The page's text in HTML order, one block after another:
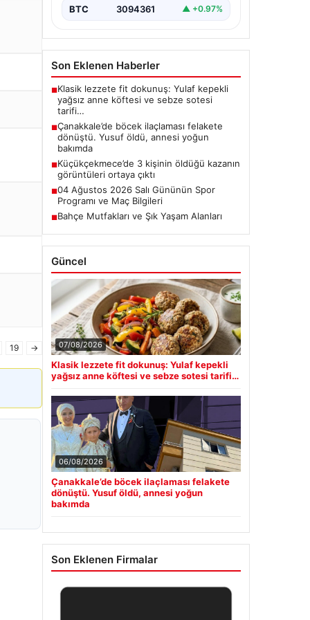
19 →
BTC 3094361 ▲ +0.97%
Son Eklenen Haberler
■Klasik lezzete fit dokunuş: Yulaf kepekli
yağsız anne köftesi ve sebze sotesi
tarifi…
■Çanakkale’de böcek ilaçlaması felakete
dönüştü. Yusuf öldü, annesi yoğun
bakımda
■Küçükçekmece’de 3 kişinin öldüğü kazanın
görüntüleri ortaya çıktı
■04 Ağustos 2026 Salı Gününün Spor
Programı ve Maç Bilgileri
■Bahçe Mutfakları ve Şık Yaşam Alanları
Güncel
07/08/2026
Klasik lezzete fit dokunuş: Yulaf kepekli
yağsız anne köftesi ve sebze sotesi tarifi…
06/08/2026
Çanakkale’de böcek ilaçlaması felakete
dönüştü. Yusuf öldü, annesi yoğun
bakımda
Son Eklenen Firmalar